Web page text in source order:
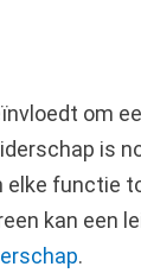
om
is
elke functie
kan een
.